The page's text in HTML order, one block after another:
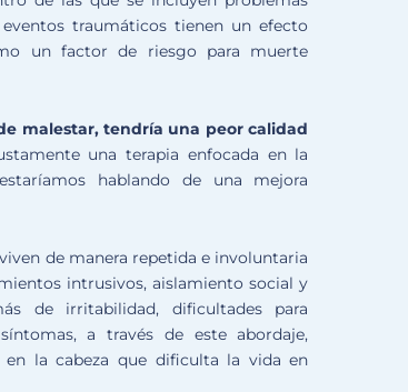
traumáticos tienen un efecto
un factor de riesgo para muerte
malestar, tendría una peor calidad
una terapia enfocada en la
hablando de una mejora
de manera repetida e involuntaria
intrusivos, aislamiento social y
de irritabilidad, dificultades para
a través de este abordaje,
la cabeza que dificulta la vida en